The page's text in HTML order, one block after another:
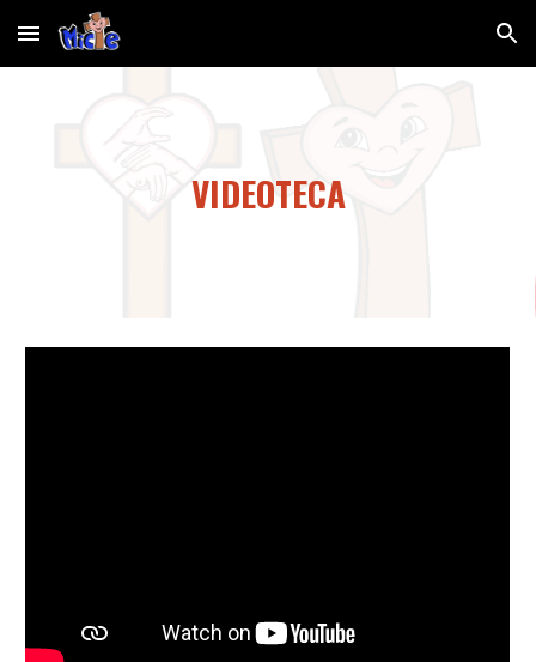
Skip to main content Skip to navigation
VIDEOTECA